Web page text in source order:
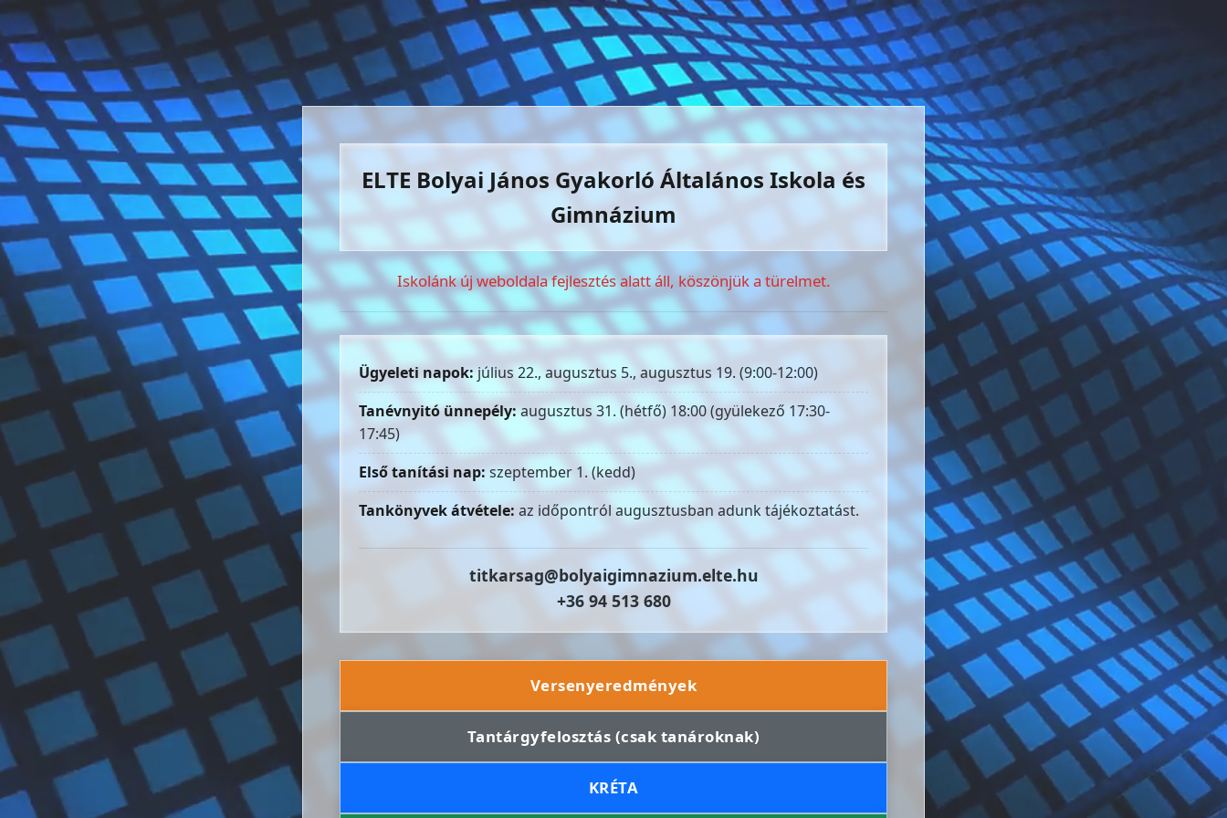
ELTE Bolyai János Gyakorló Általános Iskola és
Gimnázium
Iskolánk új weboldala fejlesztés alatt áll, köszönjük a türelmet.
Ügyeleti napok:július 22., augusztus 5., augusztus 19. (9:00-12:00)
Tanévnyitó ünnepély:augusztus 31. (hétfő) 18:00 (gyülekező 17:30-
17:45)
Első tanítási nap: szeptember 1. (kedd)
Tankönyvek átvétele: az időpontról augusztusban adunk tájékoztatást.
titkarsag@bolyaigimnazium.elte.hu
+36 94 513 680
Versenyeredmények
Tantárgyfelosztás (csak tanároknak)
KRÉTA